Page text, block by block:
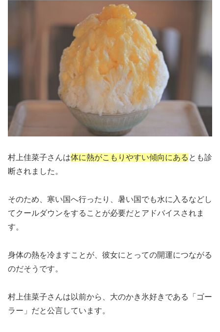
村上佳菜子さんは体に熱がこもりやすい傾向にある とも診
断されました。
そのため、寒い国へ行ったり、暑い国でも水に入るなどし
てクールダウンをすることが必要だとアドバイスされま
す。
身体の熱を冷ますことが、彼女にとっての開運につながる
のだそうです。
村上佳菜子さんは以前から、大のかき氷好きである「ゴー
ラー」だと公言しています。